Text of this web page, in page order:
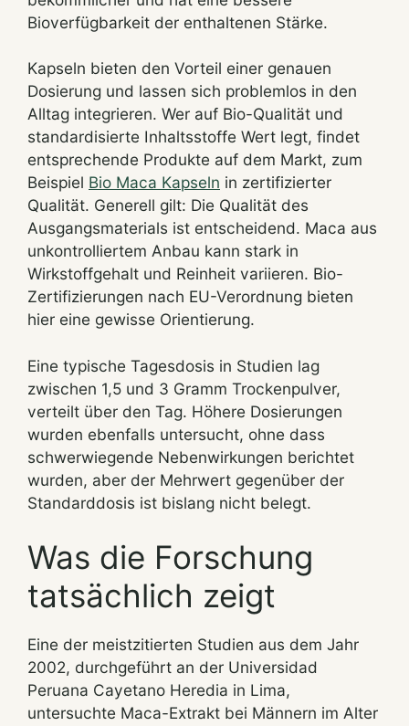
Bioverfügbarkeit der enthaltenen Stärke.
Kapseln bieten den Vorteil einer genauen
Dosierung und lassen sich problemlos in den
Alltag integrieren. Wer auf Bio-Qualität und
standardisierte Inhaltsstoffe Wert legt, findet
entsprechende Produkte auf dem Markt, zum
Beispiel Bio Maca Kapseln in zertifizierter
Qualität. Generell gilt: Die Qualität des
Ausgangsmaterials ist entscheidend. Maca aus
unkontrolliertem Anbau kann stark in
Wirkstoffgehalt und Reinheit variieren. Bio-
Zertifizierungen nach EU-Verordnung bieten
hier eine gewisse Orientierung.
Eine typische Tagesdosis in Studien lag
zwischen 1,5 und 3 Gramm Trockenpulver,
verteilt über den Tag. Höhere Dosierungen
wurden ebenfalls untersucht, ohne dass
schwerwiegende Nebenwirkungen berichtet
wurden, aber der Mehrwert gegenüber der
Standarddosis ist bislang nicht belegt.
Was die Forschung
tatsächlich zeigt
Eine der meistzitierten Studien aus dem Jahr
2002, durchgeführt an der Universidad
Peruana Cayetano Heredia in Lima,
untersuchte Maca-Extrakt bei Männern im Alter